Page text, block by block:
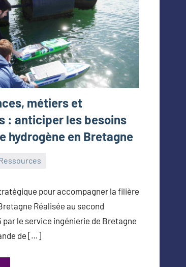
métiers et
: anticiper les besoins
hydrogène en Bretagne
pour accompagner la filière
Réalisée au second
par le service ingénierie de Bretagne
de […]